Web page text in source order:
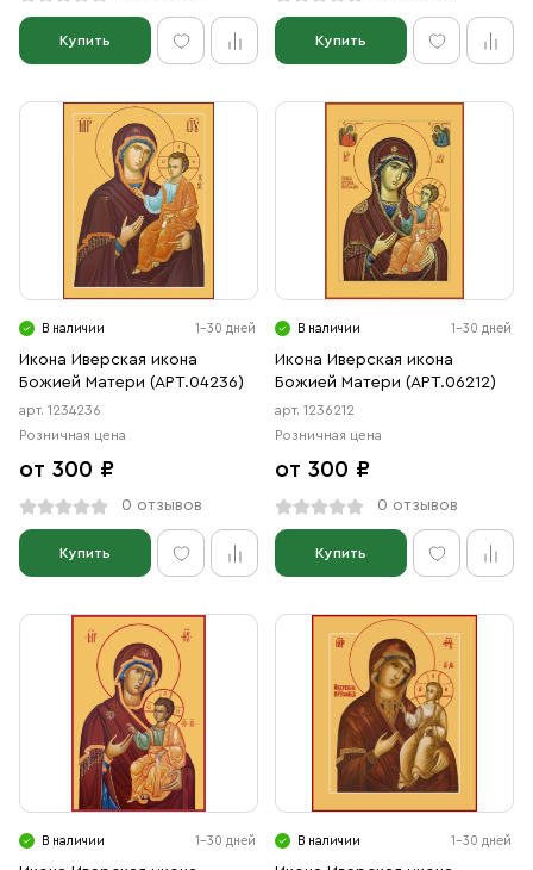
Купить Купить
В наличии 1-30 дней
Икона Иверская икона
Божией Матери (АРТ.04236)
арт. 1234236
Розничная цена
от 300 ₽
0 отзывов
Купить
В наличии 1-30 дней
Икона Иверская икона
Божией Матери (АРТ.06212)
арт. 1236212
Розничная цена
от 300 ₽
0 отзывов
Купить
В наличии 1-30 дней В наличии 1-30 дней